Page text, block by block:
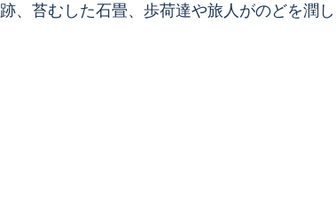
跡、苔むした石畳、歩荷達や旅人がのどを潤